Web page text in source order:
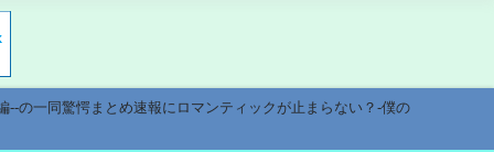
の一同驚愕まとめ速報にロマンティックが止まらない？-僕の